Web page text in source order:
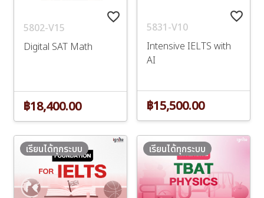
favorite_border
5802-V15
Digital SAT Math
฿18,400.00
favorite_border
5831-V10
Intensive IELTS with
AI
฿15,500.00
เรียนได้ทุกระบบ เรียนได้ทุกระบบ